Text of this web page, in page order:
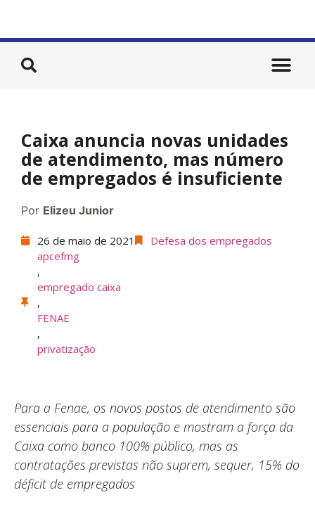
Caixa anuncia novas unidades
de atendimento, mas número
de empregados é insuficiente
Por Elizeu Junior
26 de maio de 2021
Defesa dos empregados
apcefmg
,
empregado caixa
,
FENAE
,
privatização
Para a Fenae, os novos postos de atendimento são
essenciais para a população e mostram a força da
Caixa como banco 100% público, mas as
contratações previstas não suprem, sequer, 15% do
déficit de empregados